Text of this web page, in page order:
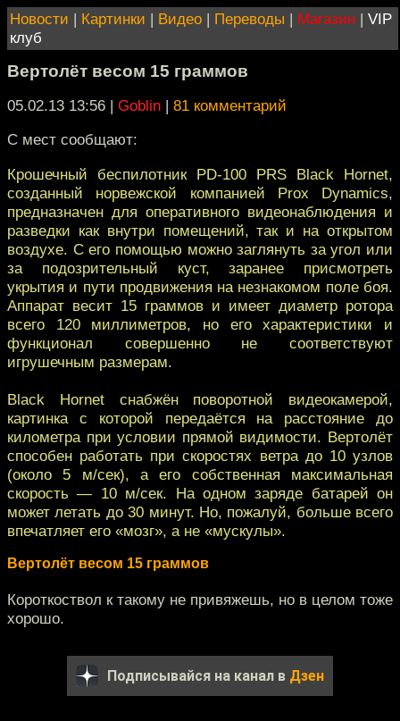
Новости | Картинки | Видео | Переводы | Магазин | VIP
клуб
Вертолёт весом 15 граммов
05.02.13 13:56 | Goblin | 81 комментарий
С мест сообщают:
Крошечный беспилотник PD-100 PRS Black Hornet,
созданный норвежской компанией Prox Dynamics,
предназначен для оперативного видеонаблюдения и
разведки как внутри помещений, так и на открытом
воздухе. С его помощью можно заглянуть за угол или
за подозрительный куст, заранее присмотреть
укрытия и пути продвижения на незнакомом поле боя.
Аппарат весит 15 граммов и имеет диаметр ротора
всего 120 миллиметров, но его характеристики и
функционал совершенно не соответствуют
игрушечным размерам.
Black Hornet снабжён поворотной видеокамерой,
картинка с которой передаётся на расстояние до
километра при условии прямой видимости. Вертолёт
способен работать при скоростях ветра до 10 узлов
(около 5 м/сек), а его собственная максимальная
скорость — 10 м/сек. На одном заряде батарей он
может летать до 30 минут. Но, пожалуй, больше всего
впечатляет его «мозг», а не «мускулы».
Вертолёт весом 15 граммов
Короткоствол к такому не привяжешь, но в целом тоже
хорошо.
Подписывайся на канал в Дзен